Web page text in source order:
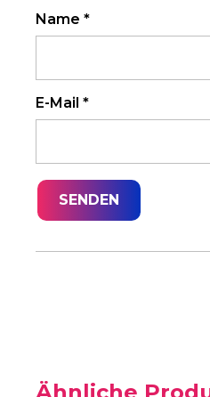
Name *
E-Mail *